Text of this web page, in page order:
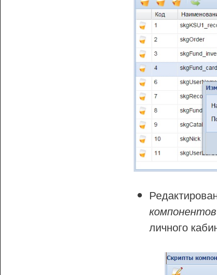
компонентов
личного